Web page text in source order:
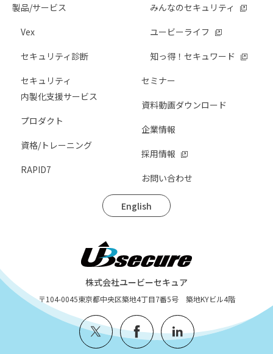
製品/サービス
Vex
セキュリティ診断
セキュリティ
内製化支援サービス
プロダクト
資格/トレーニング
RAPID7
みんなのセキュリティ
ユービーライフ
知っ得！セキュワード
セミナー
資料動画ダウンロード
企業情報
採用情報
お問い合わせ
English
株式会社ユービーセキュア
〒104-0045東京都中央区築地4丁目7番5号 築地KYビル4階